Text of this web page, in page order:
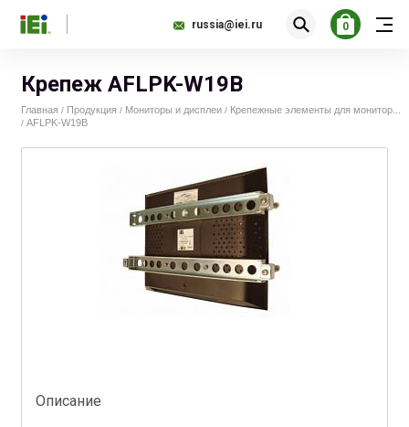
russia@iei.ru 0
Крепеж AFLPK-W19B
Главная / Продукция / Мониторы и дисплеи / Крепежные элементы для монитор...
/ AFLPK-W19B
Описание